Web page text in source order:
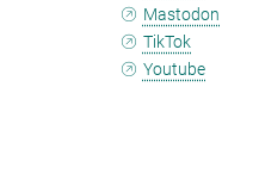
Mastodon
TikTok
Youtube